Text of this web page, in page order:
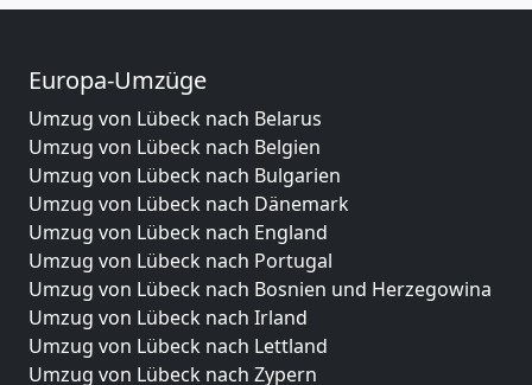
Europa-Umzüge
Umzug von Lübeck nach Belarus
Umzug von Lübeck nach Belgien
Umzug von Lübeck nach Bulgarien
Umzug von Lübeck nach Dänemark
Umzug von Lübeck nach England
Umzug von Lübeck nach Portugal
Umzug von Lübeck nach Bosnien und Herzegowina
Umzug von Lübeck nach Irland
Umzug von Lübeck nach Lettland
Umzug von Lübeck nach Zypern